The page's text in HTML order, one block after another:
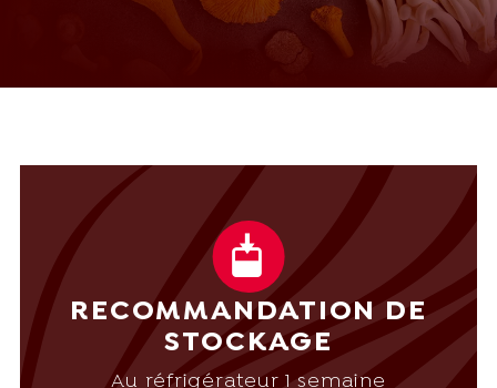
RECOMMANDATION DE
STOCKAGE
Au réfrigérateur 1 semaine